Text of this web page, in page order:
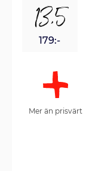
13,5
179:-
Mer än prisvärt